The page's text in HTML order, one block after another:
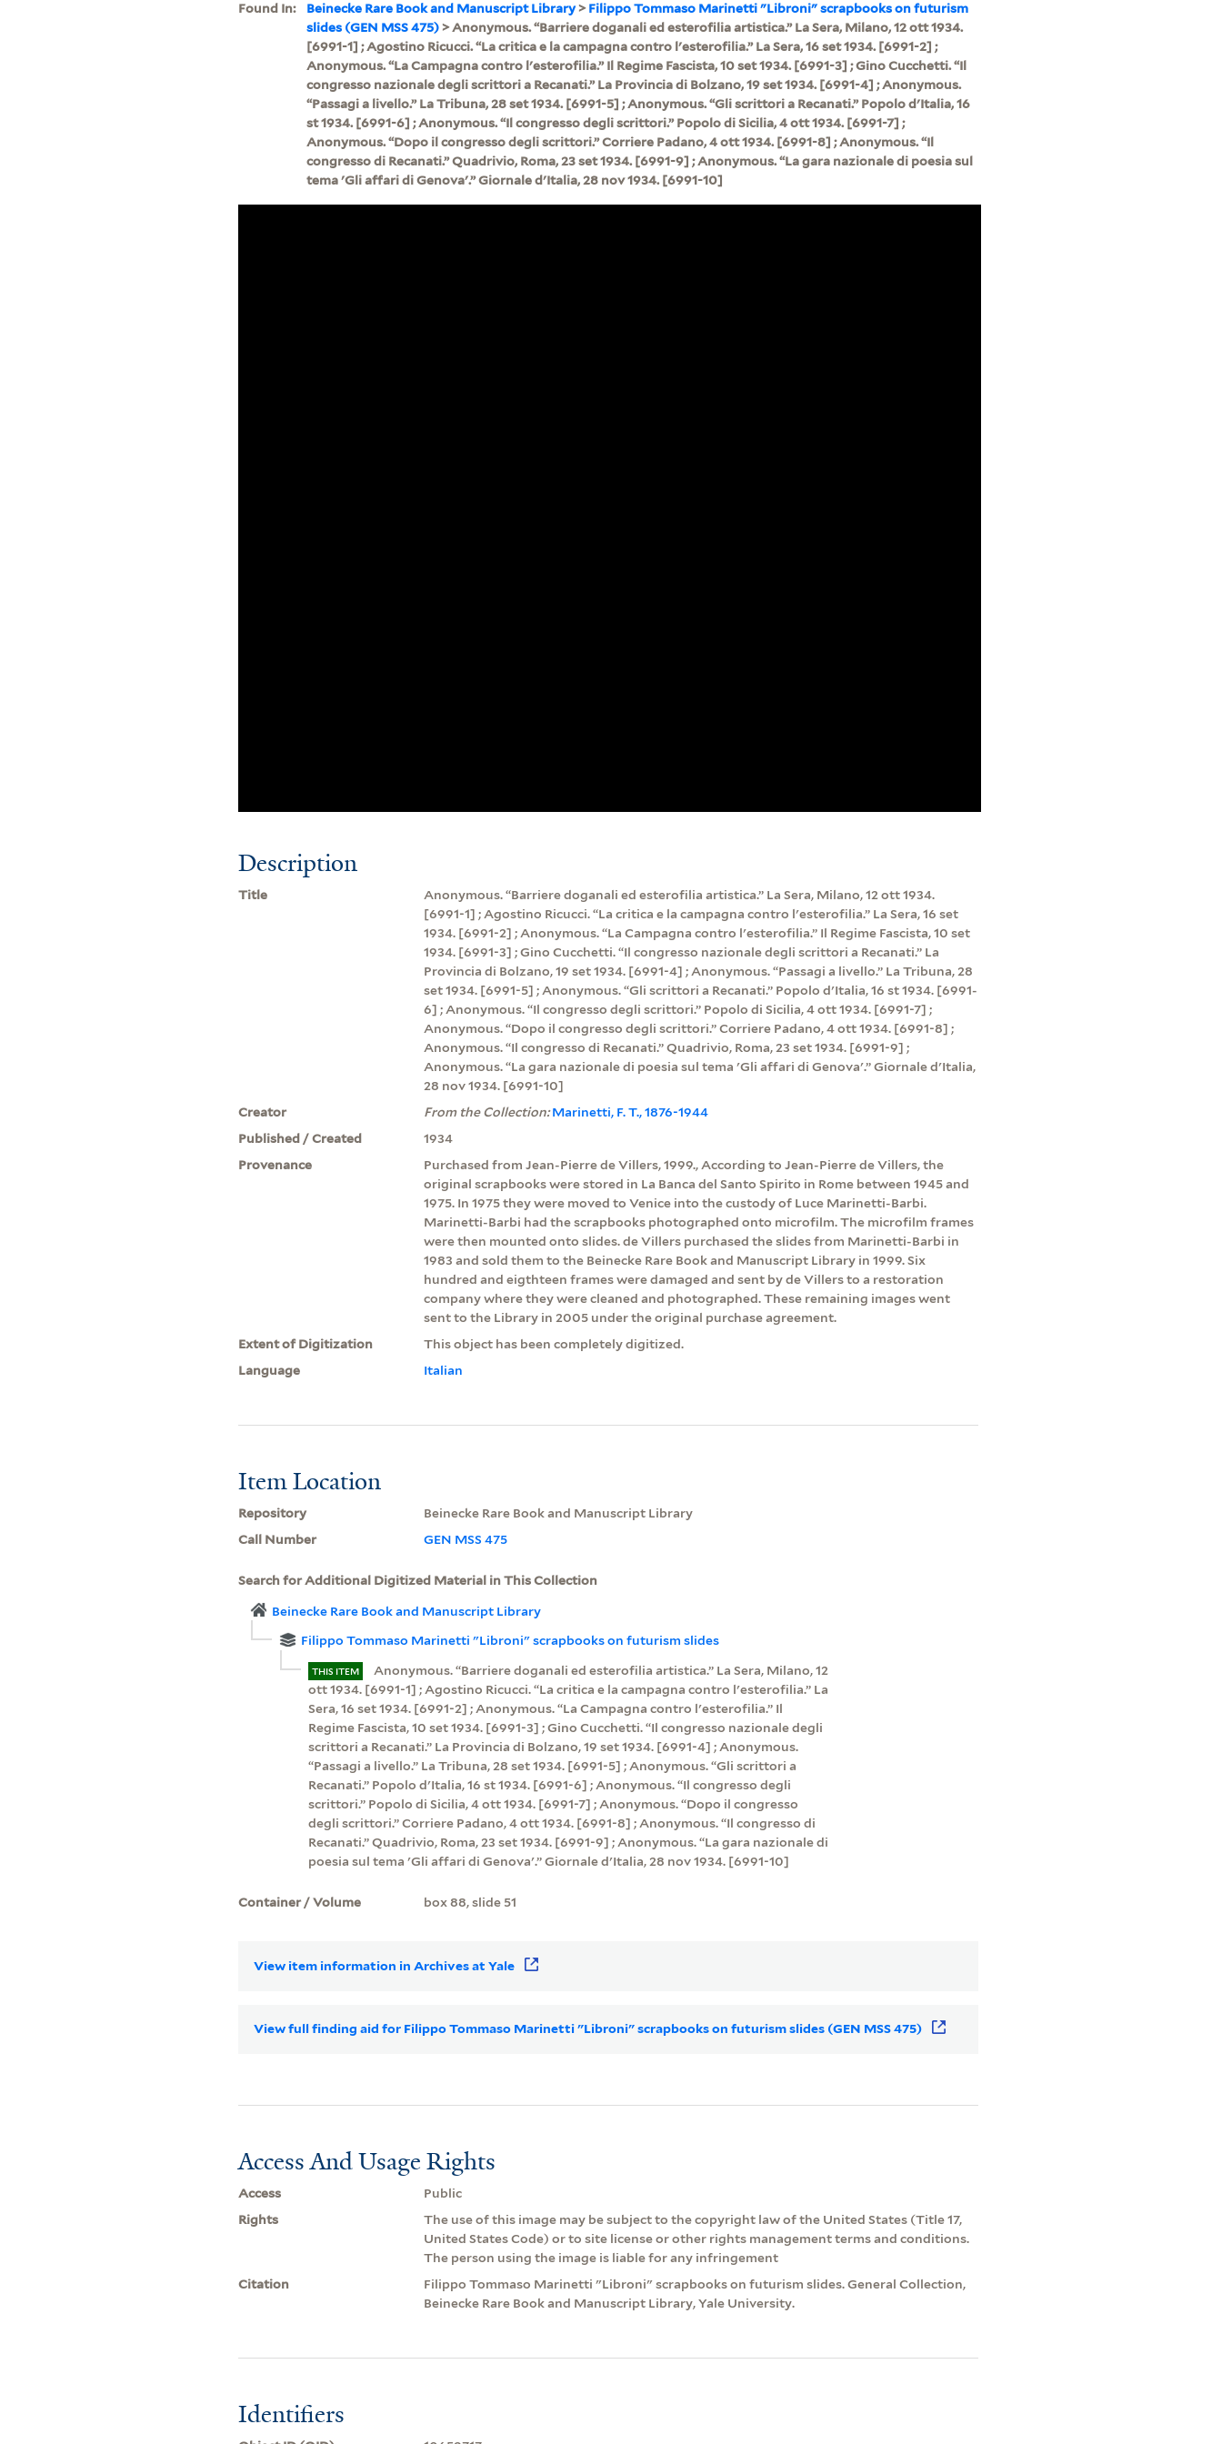
Found In: Beinecke Rare Book and Manuscript Library>Filippo Tommaso Marinetti "Libroni" scrapbooks on futurism
slides (GEN MSS 475) > Anonymous. “Barriere doganali ed esterofilia artistica.” La Sera, Milano, 12 ott 1934.
[6991-1] ; Agostino Ricucci. “La critica e la campagna contro l'esterofilia.” La Sera, 16 set 1934. [6991-2] ;
Anonymous. “La Campagna contro l'esterofilia.” Il Regime Fascista, 10 set 1934. [6991-3] ; Gino Cucchetti. “Il
congresso nazionale degli scrittori a Recanati.” La Provincia di Bolzano, 19 set 1934. [6991-4] ; Anonymous.
“Passagi a livello.” La Tribuna, 28 set 1934. [6991-5] ; Anonymous. “Gli scrittori a Recanati.” Popolo d'Italia, 16
st 1934. [6991-6] ; Anonymous. “Il congresso degli scrittori.” Popolo di Sicilia, 4 ott 1934. [6991-7] ;
Anonymous. “Dopo il congresso degli scrittori.” Corriere Padano, 4 ott 1934. [6991-8] ; Anonymous. “Il
congresso di Recanati.” Quadrivio, Roma, 23 set 1934. [6991-9] ; Anonymous. “La gara nazionale di poesia sul
tema 'Gli affari di Genova'.” Giornale d'Italia, 28 nov 1934. [6991-10]
Description
Title
Anonymous. “Barriere doganali ed esterofilia artistica.” La Sera, Milano, 12 ott 1934.
[6991-1] ; Agostino Ricucci. “La critica e la campagna contro l'esterofilia.” La Sera, 16 set
1934. [6991-2] ; Anonymous. “La Campagna contro l'esterofilia.” Il Regime Fascista, 10 set
1934. [6991-3] ; Gino Cucchetti. “Il congresso nazionale degli scrittori a Recanati.” La
Provincia di Bolzano, 19 set 1934. [6991-4] ; Anonymous. “Passagi a livello.” La Tribuna, 28
set 1934. [6991-5] ; Anonymous. “Gli scrittori a Recanati.” Popolo d'Italia, 16 st 1934. [6991-
6] ; Anonymous. “Il congresso degli scrittori.” Popolo di Sicilia, 4 ott 1934. [6991-7] ;
Anonymous. “Dopo il congresso degli scrittori.” Corriere Padano, 4 ott 1934. [6991-8] ;
Anonymous. “Il congresso di Recanati.” Quadrivio, Roma, 23 set 1934. [6991-9] ;
Anonymous. “La gara nazionale di poesia sul tema 'Gli affari di Genova'.” Giornale d'Italia,
28 nov 1934. [6991-10]
Creator
From the Collection:Marinetti, F. T., 1876-1944
Published / Created
1934
Provenance
Purchased from Jean-Pierre de Villers, 1999., According to Jean-Pierre de Villers, the
original scrapbooks were stored in La Banca del Santo Spirito in Rome between 1945 and
1975. In 1975 they were moved to Venice into the custody of Luce Marinetti-Barbi.
Marinetti-Barbi had the scrapbooks photographed onto microfilm. The microfilm frames
were then mounted onto slides. de Villers purchased the slides from Marinetti-Barbi in
1983 and sold them to the Beinecke Rare Book and Manuscript Library in 1999. Six
hundred and eigthteen frames were damaged and sent by de Villers to a restoration
company where they were cleaned and photographed. These remaining images went
sent to the Library in 2005 under the original purchase agreement.
Extent of Digitization
This object has been completely digitized.
Language
Italian
Item Location
Repository
Beinecke Rare Book and Manuscript Library
Call Number
GEN MSS 475
Search for Additional Digitized Material in This Collection
Beinecke Rare Book and Manuscript Library
Filippo Tommaso Marinetti "Libroni" scrapbooks on futurism slides
THIS ITEM
Anonymous. “Barriere doganali ed esterofilia artistica.” La Sera, Milano, 12
ott 1934. [6991-1] ; Agostino Ricucci. “La critica e la campagna contro l'esterofilia.” La
Sera, 16 set 1934. [6991-2] ; Anonymous. “La Campagna contro l'esterofilia.” Il
Regime Fascista, 10 set 1934. [6991-3] ; Gino Cucchetti. “Il congresso nazionale degli
scrittori a Recanati.” La Provincia di Bolzano, 19 set 1934. [6991-4] ; Anonymous.
“Passagi a livello.” La Tribuna, 28 set 1934. [6991-5] ; Anonymous. “Gli scrittori a
Recanati.” Popolo d'Italia, 16 st 1934. [6991-6] ; Anonymous. “Il congresso degli
scrittori.” Popolo di Sicilia, 4 ott 1934. [6991-7] ; Anonymous. “Dopo il congresso
degli scrittori.” Corriere Padano, 4 ott 1934. [6991-8] ; Anonymous. “Il congresso di
Recanati.” Quadrivio, Roma, 23 set 1934. [6991-9] ; Anonymous. “La gara nazionale di
poesia sul tema 'Gli affari di Genova'.” Giornale d'Italia, 28 nov 1934. [6991-10]
Container / Volume box 88, slide 51
View item information in Archives at Yale
View full finding aid for Filippo Tommaso Marinetti "Libroni" scrapbooks on futurism slides (GEN MSS 475)
Access And Usage Rights
Access
Public
Rights
The use of this image may be subject to the copyright law of the United States (Title 17,
United States Code) or to site license or other rights management terms and conditions.
The person using the image is liable for any infringement
Citation
Filippo Tommaso Marinetti "Libroni" scrapbooks on futurism slides. General Collection,
Beinecke Rare Book and Manuscript Library, Yale University.
Identifiers